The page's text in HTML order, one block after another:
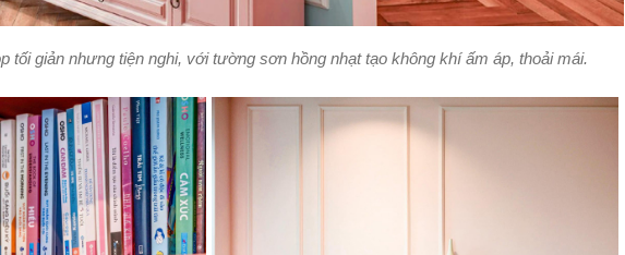
tối giản nhưng tiện nghi, với tường sơn hồng nhạt tạo không khí ấm áp, thoải mái.